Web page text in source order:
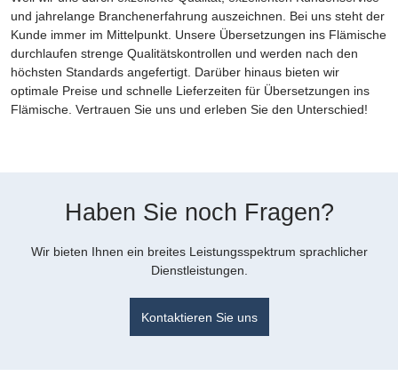
und jahrelange Branchenerfahrung auszeichnen. Bei uns steht der
Kunde immer im Mittelpunkt. Unsere Übersetzungen ins Flämische
durchlaufen strenge Qualitätskontrollen und werden nach den
höchsten Standards angefertigt. Darüber hinaus bieten wir
optimale Preise und schnelle Lieferzeiten für Übersetzungen ins
Flämische. Vertrauen Sie uns und erleben Sie den Unterschied!
Haben Sie noch Fragen?
Wir bieten Ihnen ein breites Leistungsspektrum sprachlicher
Dienstleistungen.
Kontaktieren Sie uns